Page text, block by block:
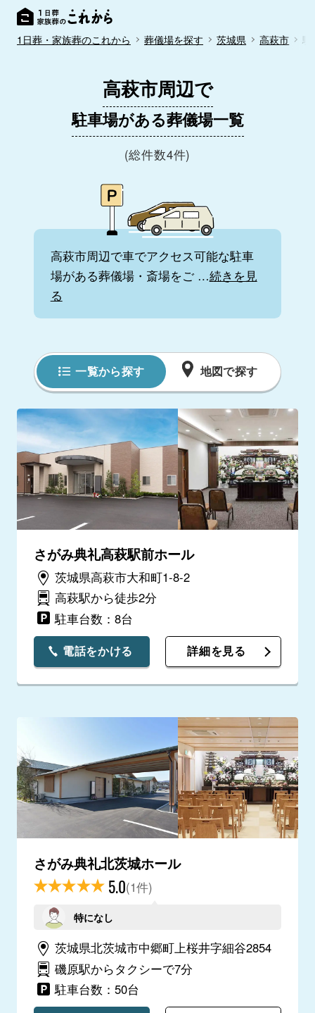
1日葬・家族葬のこれから 葬儀場を探す 茨城県 高萩市 駐
高萩市周辺で
駐車場がある葬儀場一覧
(総件数4件)
高萩市周辺で車でアクセス可能な駐車
場がある葬儀場・斎場をご …続きを見
る
一覧から探す 地図で探す
さがみ典礼高萩駅前ホール
茨城県高萩市大和町1-8-2
高萩駅から徒歩2分
駐車台数：8台
電話をかける 詳細を見る
さがみ典礼北茨城ホール
5.0(1件)
特になし
茨城県北茨城市中郷町上桜井字細谷2854
磯原駅からタクシーで7分
駐車台数：50台